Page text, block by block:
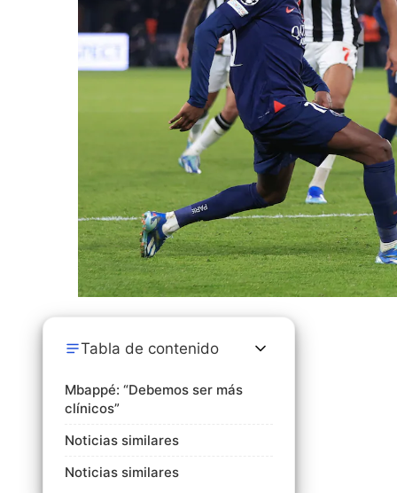
Tabla de contenido
Mbappé: “Debemos ser más
clínicos”
Noticias similares
Noticias similares